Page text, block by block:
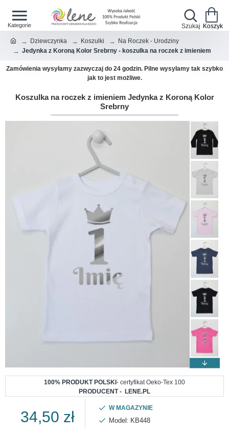
Dziewczynka Koszulki
Na Roczek - Urodziny
Jedynka z Koroną Kolor Srebrny - koszulka na roczek z imieniem
Zamówienia wysyłamy zazwyczaj do 24 godzin. Pilne wysyłamy tak szybko
jak to jest możliwe.
Koszulka na roczek z imieniem Jedynka z Koroną Kolor
Srebrny
100% PRODUKT POLSKI - certyfikat Oeko-Tex 100
PRODUCENT - LENE.PL
34,50 zł
W MAGAZYNIE
Model: KB448